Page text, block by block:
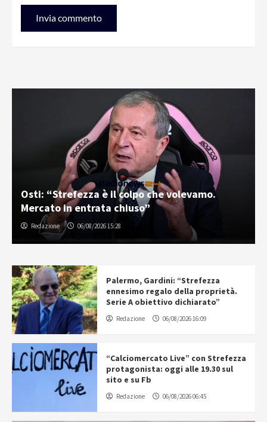
Osti: “Strefezza è il colpo che volevamo.
Mercato in entrata chiuso”
Redazione 06/08/2026 15:28
Palermo, Gardini: “Strefezza
ennesimo regalo della proprietà.
Serie A obiettivo dichiarato”
Redazione 06/08/2026 16:09
“Calciomercato Live” con Strefezza
protagonista: oggi alle 19.30 sul
sito e su Fb
Redazione 06/08/2026 06:45